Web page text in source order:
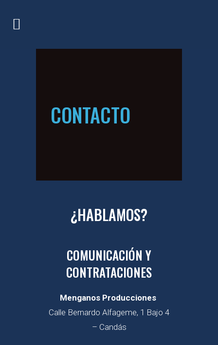
CONTACTO
¿HABLAMOS?
COMUNICACIÓN Y
CONTRATACIONES
Menganos Producciones
Calle Bernardo Alfageme, 1 Bajo 4
– Candás